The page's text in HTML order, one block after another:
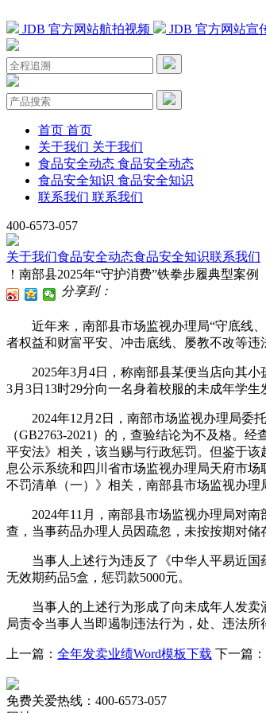
JDB 官方网站航拍视频 JDB 官方网站宣
首页 首页
关于我们 关于我们
食品安全动态 食品安全动态
食品安全知识 食品安全知识
联系我们 联系我们
400-6573-057
关于我们食品安全动态食品安全知识联系我们
！南部县2025年“守护消费”铁拳步履典型案例
分享到：
近年来，南部县市场监视办理局“守底线、
者权益和财富平安、冲击底线、屡教不改等违
2025年3月4日，称南部县某便当店向其小
3月3日13时29分向一名身着校服的未成年学
2024年12月2日，南部市场监视办理局委托
（GB2763-2021）的，查验结论为不及格。
平安法》相关，该当赐与行政惩罚。但鉴于
息公示系统和四川省市场监视办理局天府市
不罚清单（一）》相关，南部县市场监视办理
2024年11月，南部县市场监视办理局对南
查，当事药品办理人员因疏忽，未按按期对储
当事人上述行为违反了《中华人平易近国药
无效期药品5盒，惩罚款5000元。
当事人的上述行为形成了向未成年人发卖酒
局责令当事人当即遏制违法行为，处、违法所
上一篇： 全年发卖业绩Word模板下载 下一篇：
免费关爱热线：400-6573-057